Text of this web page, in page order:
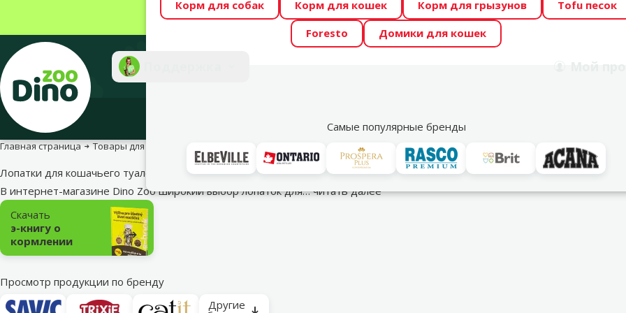
Весь месяц Dino Zoo предлагает отличные цены на ТОП-овые корма! 🍖
Фотоконкурс “GADA ŪSAIŅI”! Возможно Твой питомец станет звездой
Корм для собак Корм для кошек Корм для грызунов
Tofu песок
Foresto
Домики для кошек
Самые популярные бренды
Акции
Главная страница Товары для кошек Совки
Лопатки для кошачьего туалета
В интернет-магазине Dino Zoo широкий выбор лопаток для…читать далее
Подкатегория
Скачать
э-книгу о
кормлении
Просмотр продукции по бренду
Другие